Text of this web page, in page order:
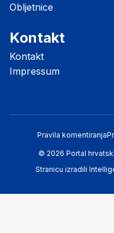
Obljetnice
Kontakt
Kontakt
Impressum
Pravila komentiranja
© 2026 Portal
Stranicu izradili